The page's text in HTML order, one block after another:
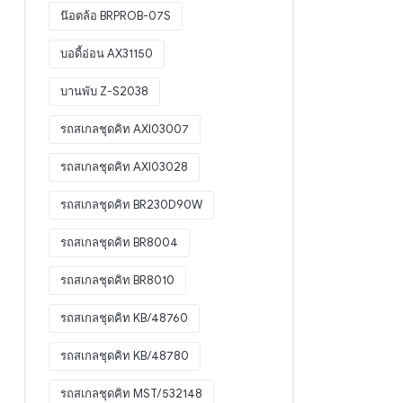
น๊อตล้อ BRPROB-07S
บอดี้อ่อน AX31150
บานพับ Z-S2038
รถสเกลชุดคิท AXI03007
รถสเกลชุดคิท AXI03028
รถสเกลชุดคิท BR230D90W
รถสเกลชุดคิท BR8004
รถสเกลชุดคิท BR8010
รถสเกลชุดคิท KB/48760
รถสเกลชุดคิท KB/48780
รถสเกลชุดคิท MST/532148